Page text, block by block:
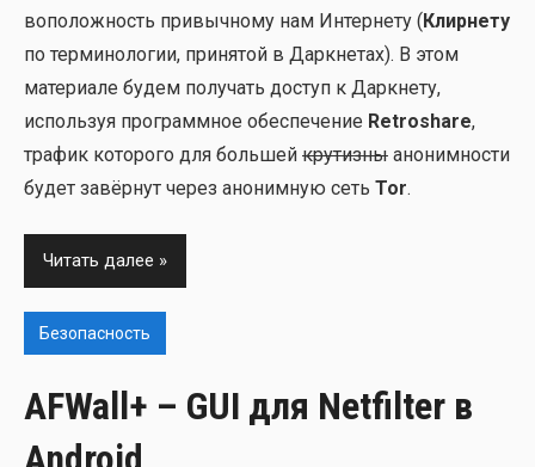
во­по­лож­ность при­выч­но­му нам Интер­не­ту (Клир­не­ту
по тер­ми­но­ло­гии, при­ня­той в Дарк­не­тах). В этом
мате­ри­а­ле будем полу­чать доступ к Дарк­не­ту,
исполь­зуя про­грамм­ное обес­пе­че­ние Retroshare,
тра­фик кото­ро­го для боль­шей кру­тиз­ны ано­ним­но­сти
будет завёр­нут через ано­ним­ную сеть Tor.
Читать далее
Безопасность
AFWall+ – GUI для Netfilter в